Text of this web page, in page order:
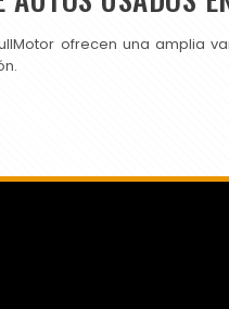
ofrecen una amplia